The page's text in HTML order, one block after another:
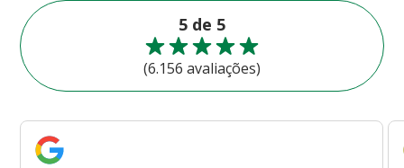
5 de 5
(6.156 avaliações)